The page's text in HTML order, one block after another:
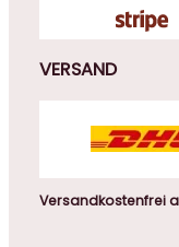
VERSAND
Versandkostenfrei